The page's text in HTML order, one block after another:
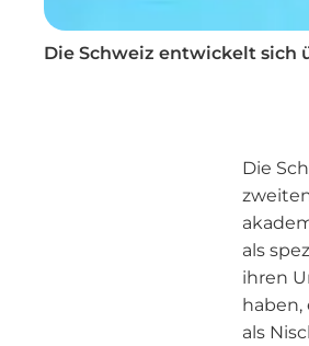
Die Schweiz entwickelt sich
Die
als
ihren
haben,
als